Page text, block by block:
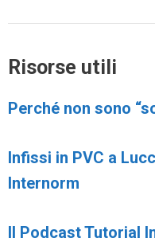
Risorse utili
Perché non sono
Infissi in PVC a
Internorm
Il Podcast Tutorial